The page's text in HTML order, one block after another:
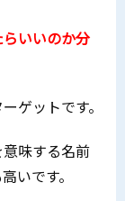
らいいのか分
ゲットです。
味する名前
いです。